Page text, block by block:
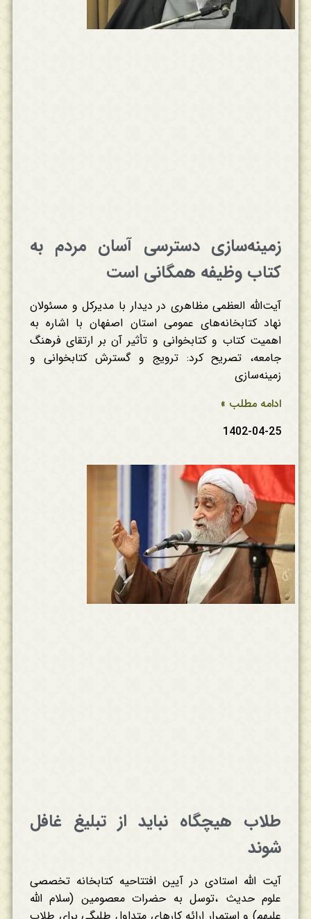
زمینه‌سازی دسترسی آسان مردم به
کتاب‌ وظیفه همگانی است
آیت‌الله العظمی مظاهری در دیدار با مدیرکل و مسئولان
نهاد کتابخانه‌های عمومی استان اصفهان با اشاره به
اهمیت کتاب و کتابخوانی و تأثیر آن بر ارتقای فرهنگ
جامعه، تصریح کرد: ترویج و گسترش کتابخوانی و
زمینه‌سازی
ادامه مطلب »
1402-04-25
طلاب هیچگاه نباید از تبلیغ غافل
شوند
آیت الله استادی در آیین افتتاحیه کتابخانه تخصصی
علوم حدیث ،توسل به حضرات معصومین (سلام الله